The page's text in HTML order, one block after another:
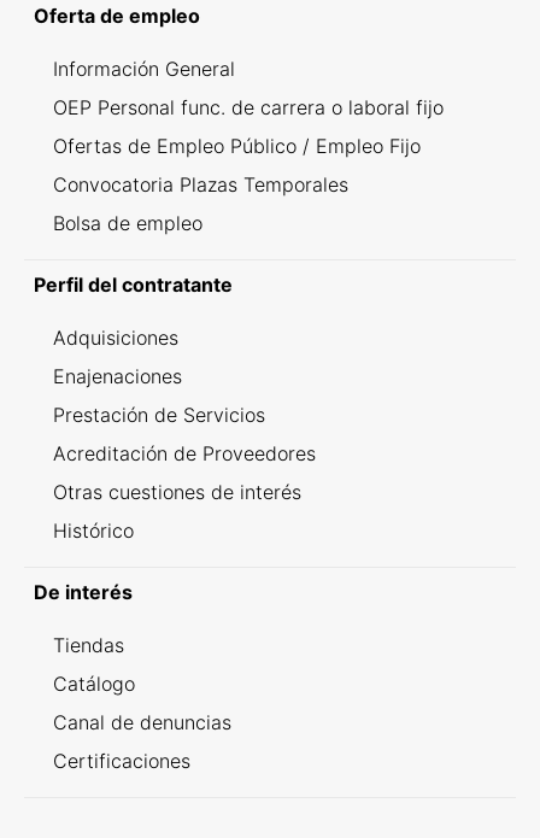
Oferta de empleo
Información General
OEP Personal func. de carrera o laboral fijo
Ofertas de Empleo Público / Empleo Fijo
Convocatoria Plazas Temporales
Bolsa de empleo
Perfil del contratante
Adquisiciones
Enajenaciones
Prestación de Servicios
Acreditación de Proveedores
Otras cuestiones de interés
Histórico
De interés
Tiendas
Catálogo
Canal de denuncias
Certificaciones